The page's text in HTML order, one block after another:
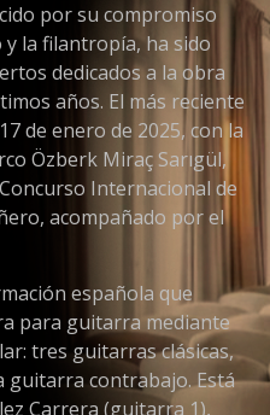
por su compromiso
y la filantropía, ha sido
dedicados a la obra
años. El más reciente
de enero de 2025, con la
Özberk Miraç Sarıgül,
Internacional de
acompañado por el
española que
para guitarra mediante
tres guitarras clásicas,
contrabajo. Está
Carrera (guitarra 1),